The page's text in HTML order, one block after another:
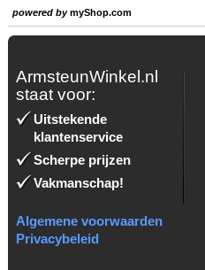
powered bymyShop.com
ArmsteunWinkel.nl
staat voor:
Uitstekende
klantenservice
Scherpe prijzen
Vakmanschap!
Algemene voorwaarden
Privacybeleid